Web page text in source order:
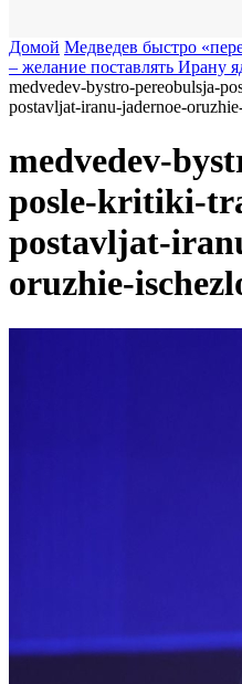
Домой Медведев быстро
– желание поставлять Ирану
medvedev-bystro-pereobulsja-
postavljat-iranu-jadernoe-
medvedev-
posle-kritiki-
postavljat-
oruzhie-